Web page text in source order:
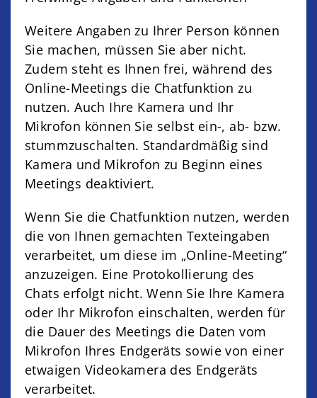
Weitere Angaben zu Ihrer Person können
Sie machen, müssen Sie aber nicht.
Zudem steht es Ihnen frei, während des
Online-Meetings die Chatfunktion zu
nutzen. Auch Ihre Kamera und Ihr
Mikrofon können Sie selbst ein-, ab- bzw.
stummzuschalten. Standardmäßig sind
Kamera und Mikrofon zu Beginn eines
Meetings deaktiviert.
Wenn Sie die Chatfunktion nutzen, werden
die von Ihnen gemachten Texteingaben
verarbeitet, um diese im „Online-Meeting“
anzuzeigen. Eine Protokollierung des
Chats erfolgt nicht. Wenn Sie Ihre Kamera
oder Ihr Mikrofon einschalten, werden für
die Dauer des Meetings die Daten vom
Mikrofon Ihres Endgeräts sowie von einer
etwaigen Videokamera des Endgeräts
verarbeitet.